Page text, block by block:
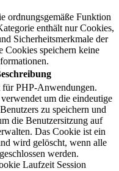
ordnungsgemäße Funktion
enthält nur Cookies,
Sicherheitsmerkmale der
Cookies speichern keine
für PHP-Anwendungen.
um die eindeutige
zu speichern und
die Benutzersitzung auf
Das Cookie ist ein
wird gelöscht, wenn alle
werden.
Laufzeit Session